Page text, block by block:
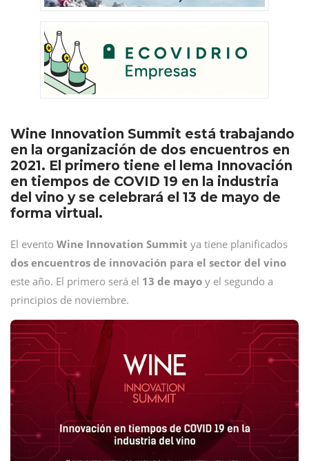
Wine Innovation Summit está trabajando
en la organización de dos encuentros en
2021. El primero tiene el lema Innovación
en tiempos de COVID 19 en la industria
del vino y se celebrará el 13 de mayo de
forma virtual.
El evento Wine Innovation Summit ya tiene planificados
dos encuentros de innovación para el sector del vino
este año. El primero será el 13 de mayo y el segundo a
principios de noviembre.